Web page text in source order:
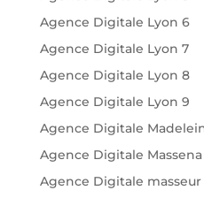
Agence Digitale Lyon 6
Agence Digitale Lyon 7
Agence Digitale Lyon 8
Agence Digitale Lyon 9
Agence Digitale
Agence Digitale Massena
Agence Digitale masseur